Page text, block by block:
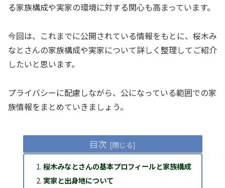
る家族構成や実家の環境に対する関心も高まっています。
今回は、これまでに公開されている情報をもとに、桜木み
なとさんの家族構成や実家について詳しく整理してご紹介
したいと思います。
プライバシーに配慮しながら、公になっている範囲での家
族情報をまとめていきましょう。
目次
桜木みなとさんの基本プロフィールと家族構成
実家と出身地について